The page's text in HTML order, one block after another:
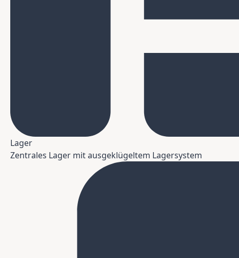
Lager
Zentrales Lager mit ausgeklügeltem Lagersystem